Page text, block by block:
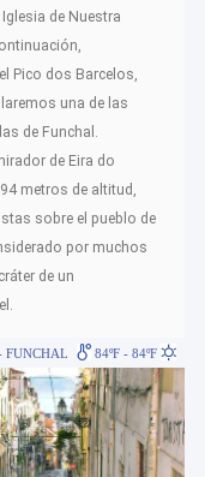
de Nuestra
Pico dos Barcelos,
una de las
de Funchal.
de Eira do
metros de altitud,
sobre el pueblo de
por muchos
de un
FUNCHAL 84ºF - 84ºF